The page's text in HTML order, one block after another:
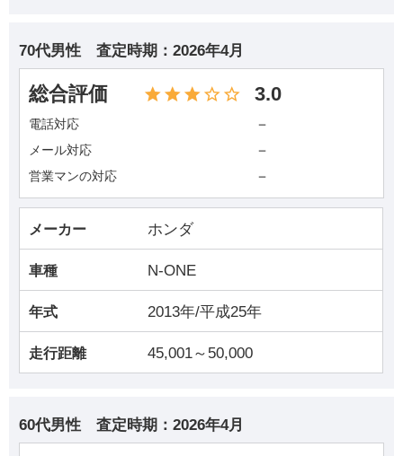
70代男性 査定時期： 2026年4月
総合評価 3.0
電話対応 －
メール対応 －
営業マンの対応 －
メーカー ホンダ
車種 N-ONE
年式 2013年/平成25年
走行距離 45,001～50,000
60代男性 査定時期： 2026年4月